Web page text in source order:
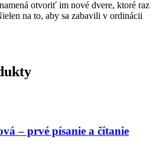
otvoriť im nové dvere, ktoré raz
na to, aby sa zabavili v ordinácii
– prvé písanie a čítanie